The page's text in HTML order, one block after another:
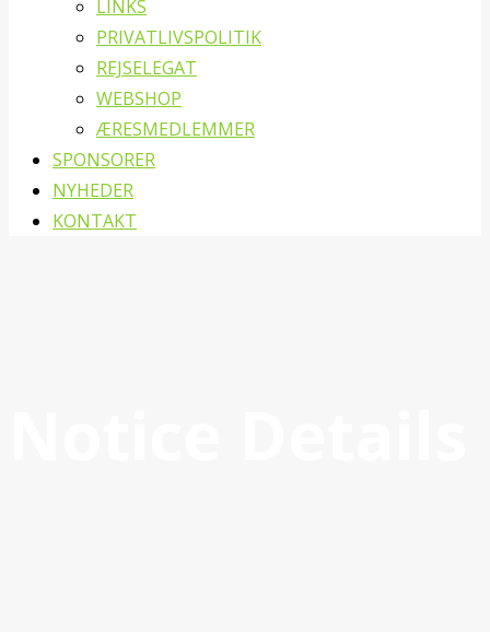
LINKS
PRIVATLIVSPOLITIK
REJSELEGAT
WEBSHOP
ÆRESMEDLEMMER
SPONSORER
NYHEDER
KONTAKT